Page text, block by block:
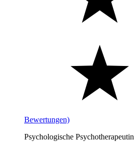
Bewertungen)
Psychologische Psychotherapeutin